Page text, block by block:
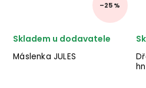
–25 %
Máslenka JULES
Skladem u dodavatele